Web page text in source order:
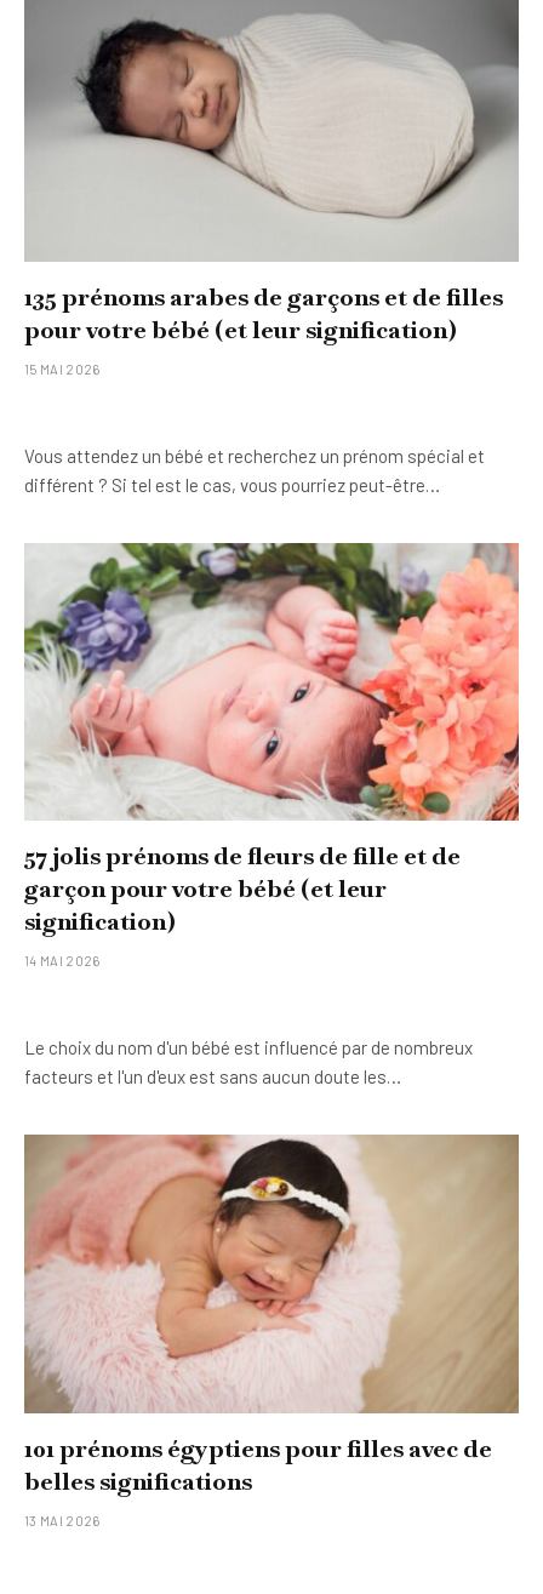
135 prénoms arabes de garçons et de filles
pour votre bébé (et leur signification)
15 MAI 2026
Vous attendez un bébé et recherchez un prénom spécial et
différent ? Si tel est le cas, vous pourriez peut-être…
57 jolis prénoms de fleurs de fille et de
garçon pour votre bébé (et leur
signification)
14 MAI 2026
Le choix du nom d'un bébé est influencé par de nombreux
facteurs et l'un d'eux est sans aucun doute les…
101 prénoms égyptiens pour filles avec de
belles significations
13 MAI 2026